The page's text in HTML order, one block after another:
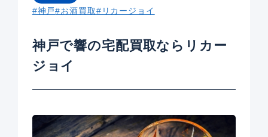
#神戸#お酒買取#リカージョイ
神戸で響の宅配買取ならリカー
ジョイ